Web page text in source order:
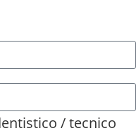
/ tecnico